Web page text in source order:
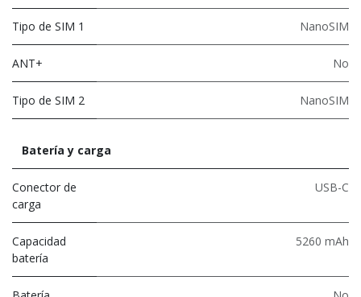
Tipo de SIM 1 NanoSIM
ANT+ No
Tipo de SIM 2 NanoSIM
Batería y carga
Conector de
carga
USB-C
Capacidad
batería
5260 mAh